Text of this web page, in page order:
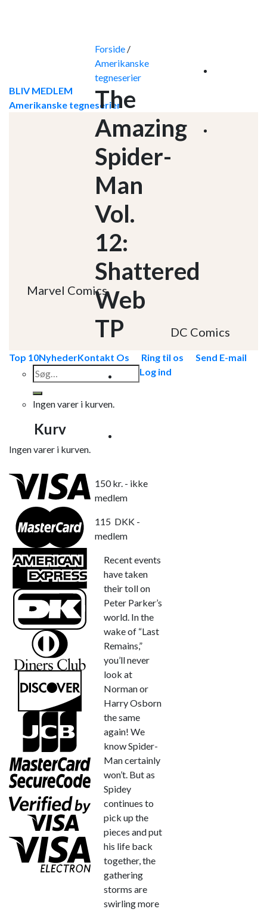
BLIV MEDLEM
Amerikanske tegneserier
Marvel Comics
DC Comics
Top 10NyhederKontakt Os Ring til os
Send E-mail
Søg
efter:
Log ind
Ingen varer i kurven.
Kurv
Ingen varer i kurven.
Forside /
Amerikanske
tegneserier
The
Amazing
Spider-
Man
Vol.
12:
Shattered
Web
TP
150kr. - ikke
medlem
115 DKK -
medlem
Recent events
have taken
their toll on
Peter Parker’s
world. In the
wake of “Last
Remains,”
you’ll never
look at
Norman or
Harry Osborn
the same
again! We
know Spider-
Man certainly
won’t. But as
Spidey
continues to
pick up the
pieces and put
his life back
together, the
gathering
storms are
swirling more